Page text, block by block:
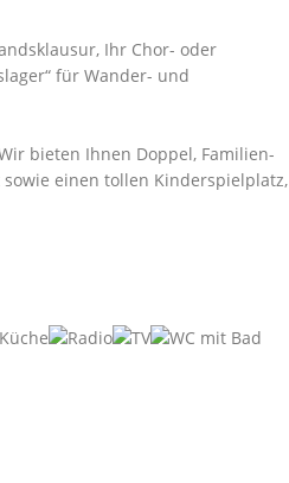
Ihr Chor- oder
für Wander- und
bieten Ihnen Doppel, Familien-
einen tollen Kinderspielplatz,